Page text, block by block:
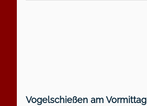
Vogelschießen am Vormittag